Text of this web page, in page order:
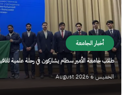
أخبار الجامعة
طلاب جامعة الأمير سطام يشاركون في رحلة علمية
الخميس 6 August 2026